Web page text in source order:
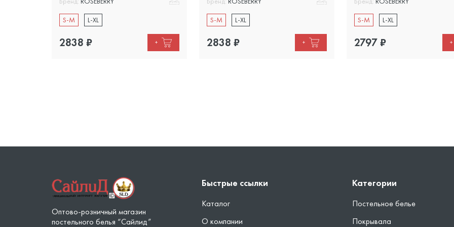
S-M L-XL
2838 ₽ +
S-M L-XL
2838 ₽ +
S-M L-XL
2797₽ +
Оптово-розничный магазин
постельного белья “Сайлид”
Быстрые ссылки
Каталог
О компании
Категории
Постельное белье
Покрывала